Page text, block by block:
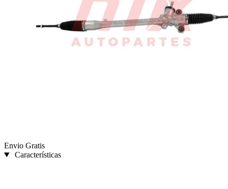
Envio Gratis
Características